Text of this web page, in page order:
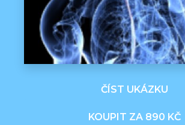
ČÍST UKÁZKU
KOUPIT ZA 890 KČ